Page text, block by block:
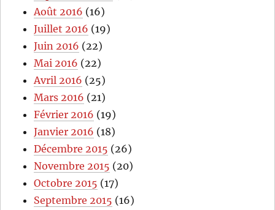
Août 2016 (16)
Juillet 2016 (19)
Juin 2016 (22)
Mai 2016 (22)
Avril 2016 (25)
Mars 2016 (21)
Février 2016 (19)
Janvier 2016 (18)
Décembre 2015 (26)
Novembre 2015 (20)
Octobre 2015 (17)
Septembre 2015 (16)